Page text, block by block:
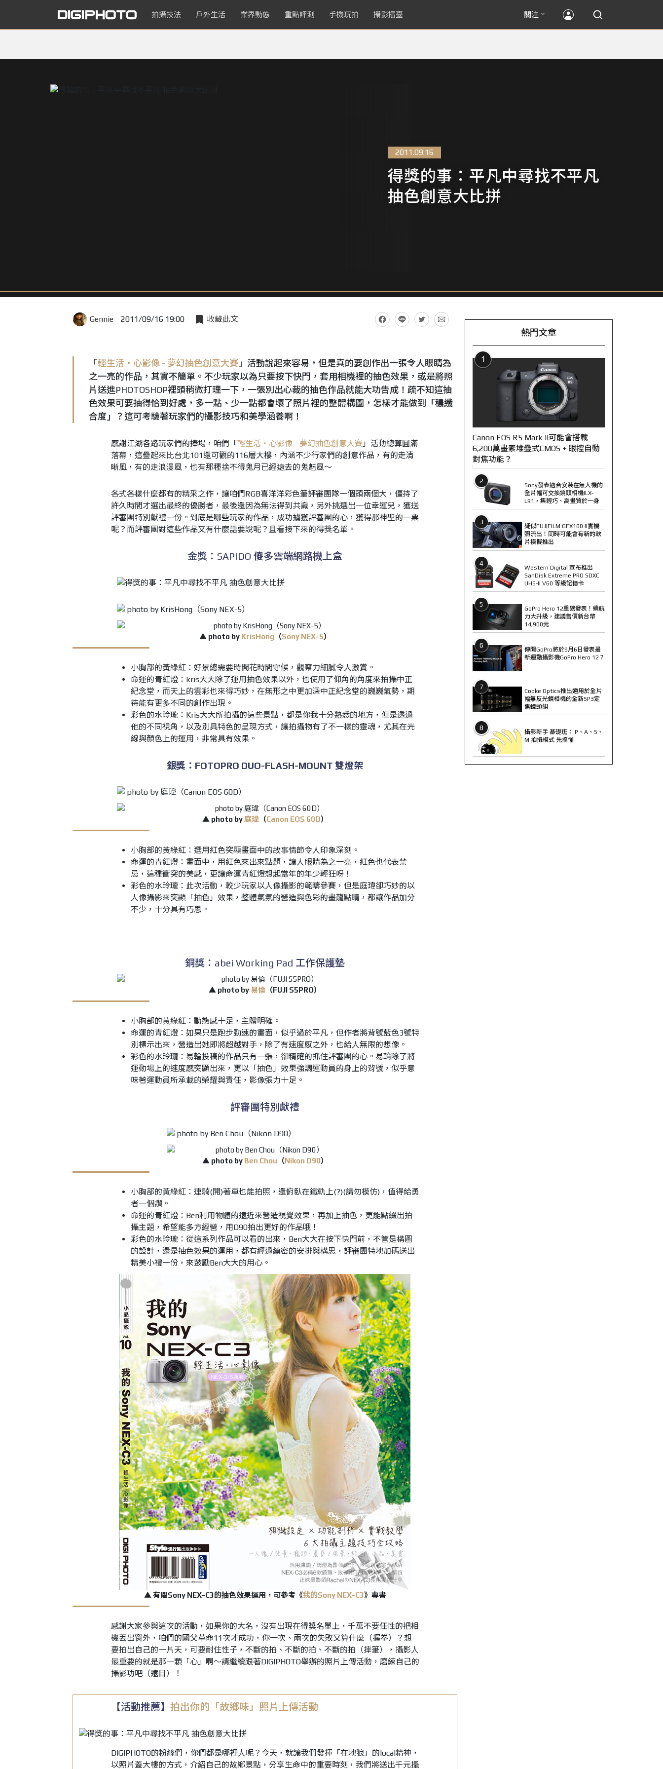
拍攝技法 戶外生活 業界動態 重點評測 手機玩拍 攝影擂臺 關注
2011.09.16
得獎的事：平凡中尋找不平凡
抽色創意大比拼
Gennie 2011/09/16 19:00 收藏此文
「輕生活‧心影像 - 夢幻抽色創意大賽 」活動說起來容易，但是真的要創作出一張令人眼睛為
之一亮的作品，其實不簡單。不少玩家以為只要按下快門，套用相機裡的抽色效果，或是將照
片送進PHOTOSHOP裡頭稍微打理一下，一張別出心裁的抽色作品就能大功告成！疏不知這抽
色效果可要抽得恰到好處，多一點、少一點都會壞了照片裡的整體構圖，怎樣才能做到「穠纖
合度」？這可考驗著玩家們的攝影技巧和美學涵養啊！
感謝江湖各路玩家們的捧場，咱們「輕生活‧心影像 - 夢幻抽色創意大賽」活動總算圓滿
落幕，這疊起來比台北101還可觀的116層大樓，內涵不少行家們的創意作品，有的走清
晰風，有的走浪漫風，也有那種捨不得鬼月已經遠去的鬼魅風～
各式各樣什麼都有的精采之作，讓咱們RGB喜洋洋彩色筆評審團隊一個頭兩個大，僵持了
許久時間才選出最終的優勝者，最後還因為無法得到共識，另外挑選出一位幸運兒，獲送
評審團特別獻禮一份。到底是哪些玩家的作品，成功擄獲評審團的心，獲得那神聖的一票
呢？而評審團對這些作品又有什麼話要說呢？且看接下來的得獎名單。
金獎：SAPIDO 傻多雲端網路機上盒
▲ photo by KrisHong（Sony NEX-5）
小胸部的黃綠紅：好景總需要時間花時間守候，觀察力細膩令人激賞。
命運的青紅燈：kris大大除了運用抽色效果以外，也使用了仰角的角度來拍攝中正
紀念堂，而天上的雲彩也來得巧妙，在無形之中更加深中正紀念堂的巍巍氣勢，期
待能有更多不同的創作出現。
彩色的水玲瓏：Kris大大所拍攝的這些景點，都是你我十分熟悉的地方，但是透過
他的不同視角，以及別具特色的呈現方式，讓拍攝物有了不一樣的靈魂，尤其在光
線與顏色上的運用，非常具有效果。
銀獎：FOTOPRO DUO-FLASH-MOUNT 雙燈架
▲ photo by庭瑋（Canon EOS 60D）
小胸部的黃綠紅：選用紅色突顯畫面中的故事情節令人印象深刻。
命運的青紅燈：畫面中，用紅色來出來點題，讓人眼睛為之一亮，紅色也代表禁
忌，這種衝突的美感，更讓命運青紅燈想起當年的年少輕狂呀！
彩色的水玲瓏：此次活動，較少玩家以人像攝影的範疇參賽，但是庭瑋卻巧妙的以
人像攝影來突顯「抽色」效果，整體氣氛的營造與色彩的畫龍點睛，都讓作品加分
不少，十分具有巧思。
銅獎：abei Working Pad 工作保護墊
▲ photo by 易倫 （FUJI S5PRO）
小胸部的黃綠紅：動態感十足，主體明確。
命運的青紅燈：如果只是跑步勁速的畫面，似乎過於平凡，但作者將背號藍色3號特
別標示出來，營造出她即將超越對手，除了有速度感之外，也給人無限的想像。
彩色的水玲瓏：易輪投稿的作品只有一張，卻精確的抓住評審團的心。易輪除了將
運動場上的速度感突顯出來，更以「抽色」效果強調運動員的身上的背號，似乎意
味著運動員所承載的榮耀與責任，影像張力十足。
評審團特別獻禮
▲ photo by Ben Chou （Nikon D90）
小胸部的黃綠紅：連騎(開)著車也能拍照，還俯臥在鐵軌上(?)(請勿模仿)，值得給勇
者一個讚。
命運的青紅燈：Ben利用物體的遠近來營造視覺效果，再加上抽色，更能點綴出拍
攝主題，希望能多方經營，用D90拍出更好的作品哦！
彩色的水玲瓏：從這系列作品可以看的出來，Ben大大在按下快門前，不管是構圖
的設計，還是抽色效果的運用，都有經過縝密的安排與構思，評審團特地加碼送出
精美小禮一份，來鼓勵Ben大大的用心。
▲ 有關Sony NEX-C3的抽色效果運用，可參考《我的Sony NEX-C3》專書
感謝大家參與這次的活動，如果你的大名，沒有出現在得獎名單上，千萬不要任性的把相
機丟出窗外，咱們的國父革命11次才成功，你一次、兩次的失敗又算什麼（握拳）？想
要拍出自己的一片天，可要耐住性子，不斷的拍、不斷的拍、不斷的拍（摔筆），攝影人
最重要的就是那一顆「心」啊～請繼續跟著DIGIPHOTO舉辦的照片上傳活動，磨練自己的
攝影功吧（遠目）！
【活動推薦】 拍出你的「故鄉味」照片上傳活動
DIGIPHOTO的粉絲們，你們都是哪裡人呢？今天，就讓我們發揮「在地狼」的local精神，
以照片蓋大樓的方式，介紹自己的故鄉景點，分享生命中的重要時刻，我們將送出千元攝
熱門文章
1
Canon EOS R5 Mark II可能會搭載
6,200萬畫素堆疊式CMOS + 眼控自動
對焦功能？
2
Sony發表適合安裝在無人機的
全片幅可交換鏡頭相機ILX-
LR1，集輕巧、高畫質於一身
3
疑似FUJIFILM GFX100 II實機
照流出！同時可能會有新的軟
片模擬推出
4
Western Digital 宣布推出
SanDisk Extreme PRO SDXC
UHS-II V60 等級記憶卡
5
GoPro Hero 12重磅發表！續航
力大升級，建議售價新台幣
14,900元
6
傳聞GoPro將於9月6日發表最
新運動攝影機GoPro Hero 12？
7
Cooke Optics推出適用於全片
幅無反光鏡相機的全新SP3定
焦鏡頭組
8
攝影新手 基礎班： P、A、S、
M 拍攝模式 先搞懂